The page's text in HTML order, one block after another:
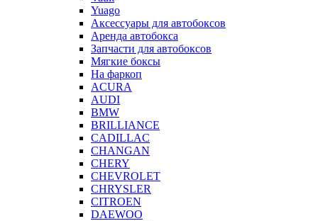
Yuago
Аксессуары для автобоксов
Аренда автобокса
Запчасти для автобоксов
Мягкие боксы
На фаркоп
ACURA
AUDI
BMW
BRILLIANCE
CADILLAC
CHANGAN
CHERY
CHEVROLET
CHRYSLER
CITROEN
DAEWOO